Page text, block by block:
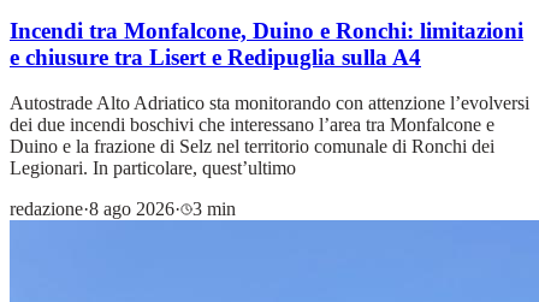
Incendi tra Monfalcone, Duino e Ronchi: limitazioni
e chiusure tra Lisert e Redipuglia sulla A4
Autostrade Alto Adriatico sta monitorando con attenzione l’evolversi
dei due incendi boschivi che interessano l’area tra Monfalcone e
Duino e la frazione di Selz nel territorio comunale di Ronchi dei
Legionari. In particolare, quest’ultimo
redazione·8 ago 2026· 3 min